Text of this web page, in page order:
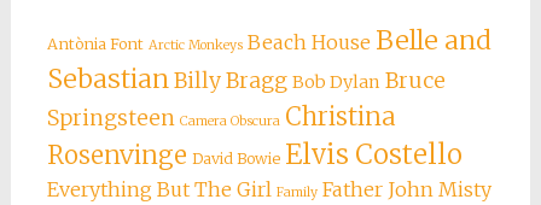
Antònia Font Arctic Monkeys Beach House Belle and
SebastianBilly Bragg Bob Dylan Bruce
Springsteen Camera Obscura Christina
Rosenvinge David Bowie Elvis Costello
Everything But The Girl Family Father John Misty